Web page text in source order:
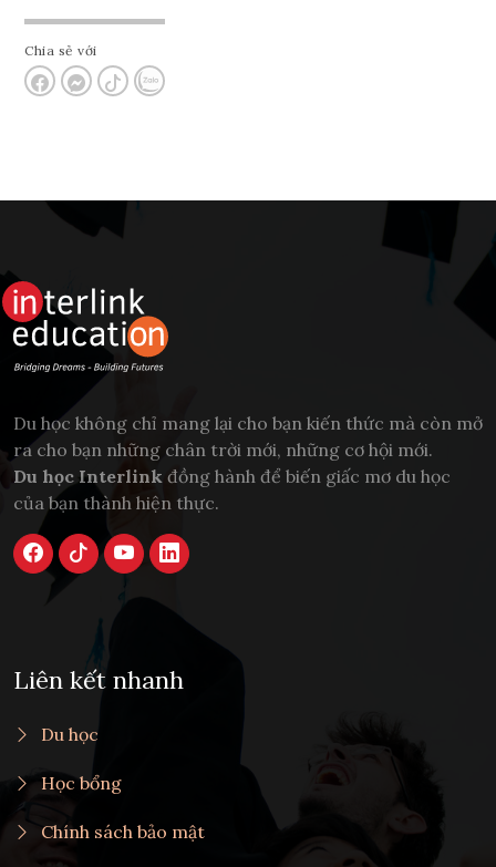
Chia sẻ với
Du học không chỉ mang lại cho bạn kiến thức mà còn mở
ra cho bạn những chân trời mới, những cơ hội mới.
Du học Interlink đồng hành để biến giấc mơ du học
của bạn thành hiện thực.
Liên kết nhanh
Du học
Học bổng
Chính sách bảo mật